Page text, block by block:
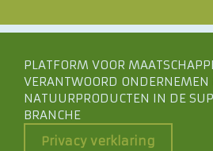
PLATFORM VOOR
VERANTWOORD ONDERNEMEN
NATUURPRODUCTEN IN DE
BRANCHE
Privacy verklaring